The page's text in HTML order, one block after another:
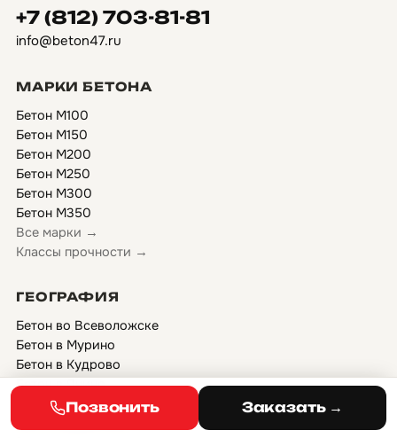
+7 (812) 703-81-81
info@beton47.ru
МАРКИ БЕТОНА
Бетон М100
Бетон М150
Бетон М200
Бетон М250
Бетон М300
Бетон М350
Все марки →
Классы прочности →
ГЕОГРАФИЯ
Бетон во Всеволожске
Бетон в Мурино
Бетон в Кудрово
Бетон в Янино
Бетон в БуграхПозвонить Заказать →